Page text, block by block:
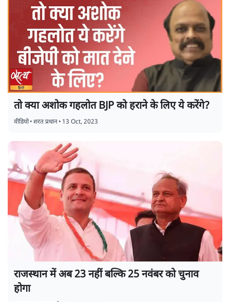
तो क्या अशोक गहलोत BJP को हराने के लिए ये करेंगे?
वीडियो•शरत प्रधान• 13 Oct, 2023
राजस्थान में अब 23 नहीं बल्कि 25 नवंबर को चुनाव
होगा